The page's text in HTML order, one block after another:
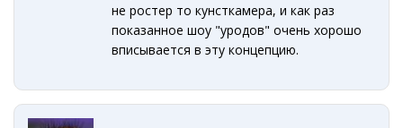
не ростер то кунсткамера, и как раз
показанное шоу "уродов" очень хорошо
вписывается в эту концепцию.